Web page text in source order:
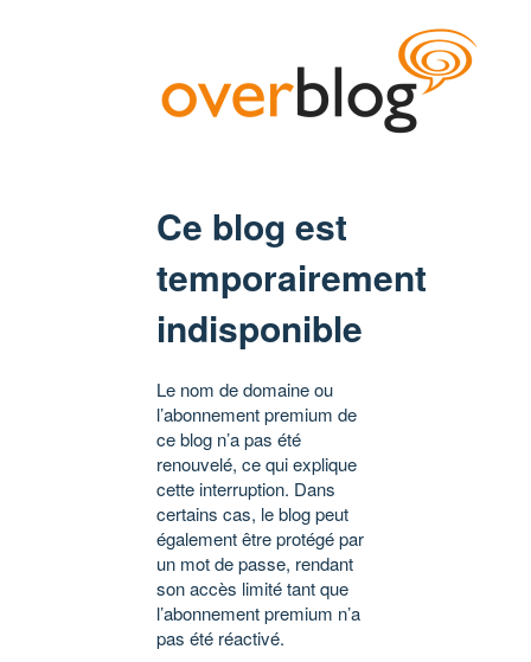
Ce blog est
temporairement
indisponible
Le nom de domaine ou
l’abonnement premium de
ce blog n’a pas été
renouvelé, ce qui explique
cette interruption. Dans
certains cas, le blog peut
également être protégé par
un mot de passe, rendant
son accès limité tant que
l’abonnement premium n’a
pas été réactivé.